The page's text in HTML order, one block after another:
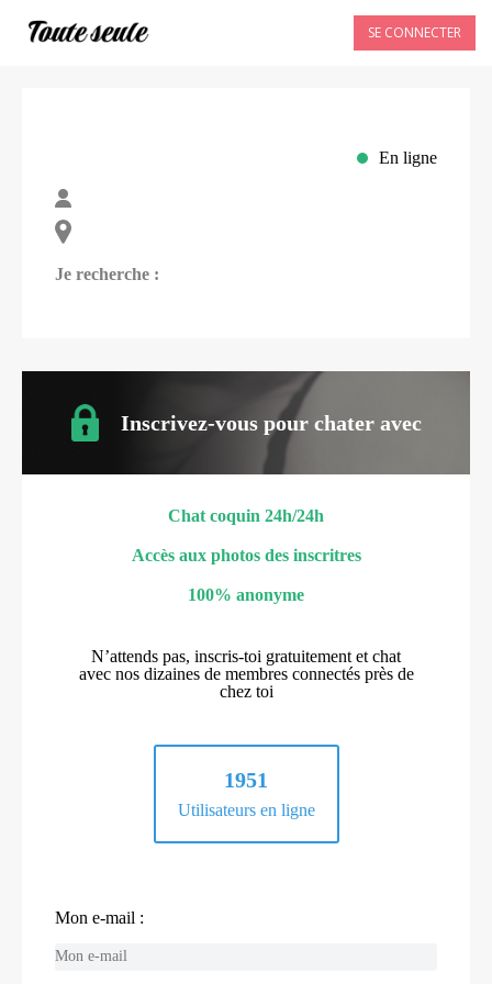
SE CONNECTER
En ligne
Je recherche :
Inscrivez-vous pour chater avec
Chat coquin 24h/24h
Accès aux photos des inscritres
100% anonyme
N’attends pas, inscris-toi gratuitement et chat
avec nos dizaines de membres connectés près de
chez toi
1951
Utilisateurs en ligne
Mon e-mail :